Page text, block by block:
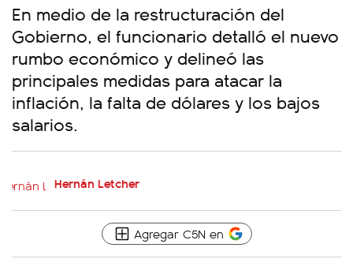
En medio de la restructuración del
Gobierno, el funcionario detalló el nuevo
rumbo económico y delineó las
principales medidas para atacar la
inflación, la falta de dólares y los bajos
salarios.
Hernán Letcher
Agregar C5N en